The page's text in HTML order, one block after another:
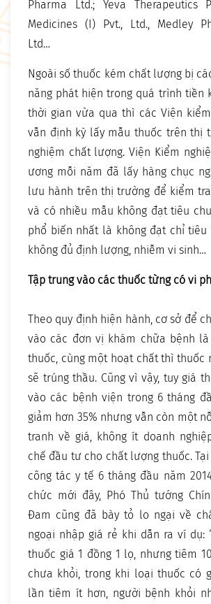
Pharma Ltd.; Yeva Therapeutics
Medicines (I) Pvt., Ltd., Medley
Ltd…
Ngoài số thuốc kém chất lượng bị
năng phát hiện trong quá trình tiền
thời gian vừa qua thì các Viện
vẫn định kỳ lấy mẫu thuốc trên thị
nghiệm chất lượng. Viện Kiểm
ương mỗi năm đã lấy hàng chục
lưu hành trên thị trường để kiểm
và có nhiều mẫu không đạt tiêu
phổ biến nhất là không đạt chỉ tiêu
không đủ định lượng, nhiễm vi sinh…
Tập trung vào các thuốc từng có vi
Theo quy định hiện hành, cơ sở để
vào các đơn vị khám chữa bệnh
thuốc, cùng một hoạt chất thì thuốc
sẽ trúng thầu. Cũng vì vậy, tuy giá
vào các bệnh viện trong 6 tháng
giảm hơn 35% nhưng vẫn còn một
tranh về giá, không ít doanh
chế đầu tư cho chất lượng thuốc.
công tác y tế 6 tháng đầu năm
chức mới đây, Phó Thủ tướng
Đam cũng đã bày tỏ lo ngại về
ngoại nhập giá rẻ khi dẫn ra ví dụ:
thuốc giá 1 đồng 1 lọ, nhưng tiêm
chưa khỏi, trong khi loại thuốc có
lần tiêm ít hơn, người bệnh khỏi